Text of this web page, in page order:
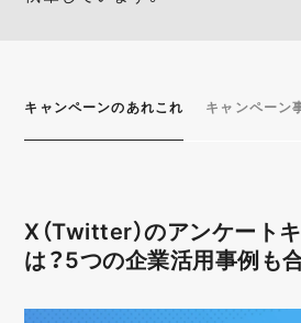
キャンペーンのあれこれ キャンペーン
X（Twitter）のアンケート
は？5つの企業活用事例も